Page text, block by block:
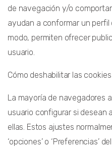
de navegación y/o
ayudan a conformar un perfil
modo, permiten ofrecer
usuario.
Cómo deshabilitar las
La mayoría de navegadores
usuario configurar si desean
ellas. Estos ajustes
‘opciones’ o ‘Preferencias’